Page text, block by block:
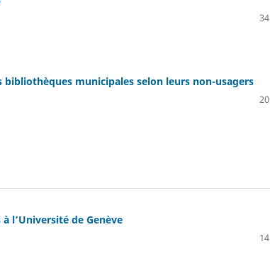
34
bibliothèques municipales selon leurs non-usagers
20
l’Université de Genève
14